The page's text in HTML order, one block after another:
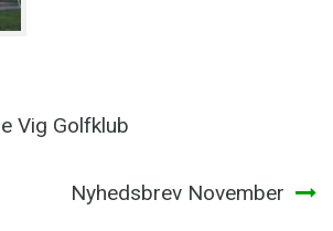
Vig Golfklub
Nyhedsbrev November